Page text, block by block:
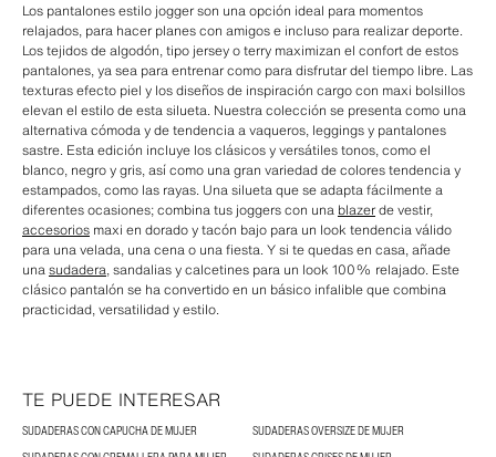
Los pantalones estilo jogger son una opción ideal para momentos
relajados, para hacer planes con amigos e incluso para realizar deporte.
Los tejidos de algodón, tipo jersey o terry maximizan el confort de estos
pantalones, ya sea para entrenar como para disfrutar del tiempo libre. Las
texturas efecto piel y los diseños de inspiración cargo con maxi bolsillos
elevan el estilo de esta silueta. Nuestra colección se presenta como una
alternativa cómoda y de tendencia a vaqueros, leggings y pantalones
sastre. Esta edición incluye los clásicos y versátiles tonos, como el
blanco, negro y gris, así como una gran variedad de colores tendencia y
estampados, como las rayas. Una silueta que se adapta fácilmente a
diferentes ocasiones; combina tus joggers con una blazerde vestir,
accesorios maxi en dorado y tacón bajo para un look tendencia válido
para una velada, una cena o una fiesta. Y si te quedas en casa, añade
unasudadera, sandalias y calcetines para un look 100% relajado. Este
clásico pantalón se ha convertido en un básico infalible que combina
practicidad, versatilidad y estilo.
TE PUEDE INTERESAR
SUDADERAS CON CAPUCHA DE MUJER
SUDADERAS OVERSIZE DE MUJER